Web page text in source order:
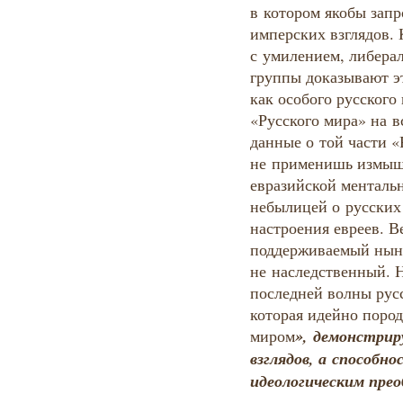
в котором якобы
имперских взглядов.
с умилением,
группы доказывают
как особого
«Русского мира» на
данные о той части
не применишь
евразийской
небылицей о
настроения евреев.
поддерживаемый
не наследственный.
последней волны
которая идейно
миром»,
взглядов, а
идеологическим